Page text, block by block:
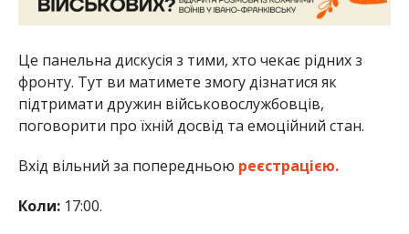
Це панельна дискусія з тими, хто чекає рідних з
фронту. Тут ви матимете змогу дізнатися як
підтримати дружин військовослужбовців,
поговорити про їхній досвід та емоційний стан.
Вхід вільний за попередньою реєстрацією.
Коли:17:00.